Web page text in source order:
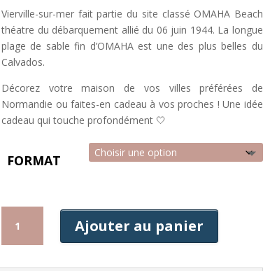
à
50,00€
Vierville-sur-mer fait partie du site classé OMAHA Beach
théatre du débarquement allié du 06 juin 1944. La longue
plage de sable fin d’OMAHA est une des plus belles du
Calvados.
Décorez votre maison de vos villes préférées de
Normandie ou faites-en cadeau à vos proches ! Une idée
cadeau qui touche profondément 🤍
FORMAT
QUANTITÉ
DE
AFFICHE
Ajouter au panier